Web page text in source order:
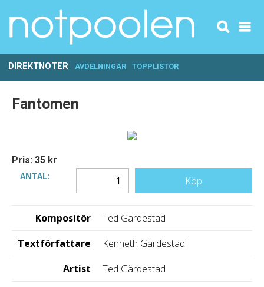
DIREKTNOTER AVDELNINGAR TOPPLISTOR
Fantomen
Pris: 35 kr
ANTAL:
Köp
Kompositör
Ted Gärdestad
Textförfattare
Kenneth Gärdestad
Artist
Ted Gärdestad